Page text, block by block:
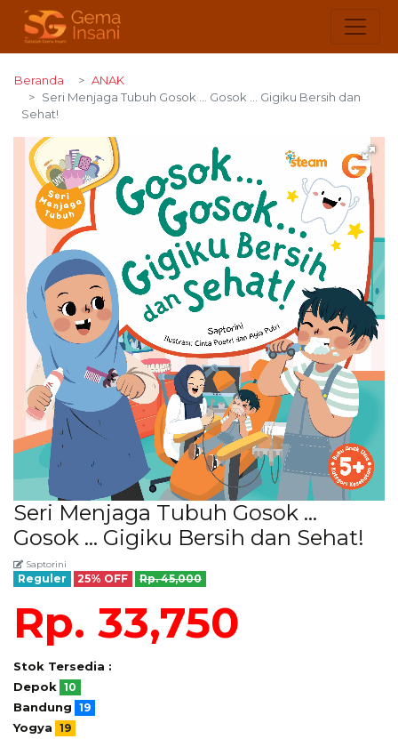
Beranda
ANAK
Seri Menjaga Tubuh Gosok ... Gosok ... Gigiku Bersih dan
Sehat!
Seri Menjaga Tubuh Gosok ...
Gosok ... Gigiku Bersih dan Sehat!
Saptorini
Reguler 25% OFF Rp. 45,000
Rp. 33,750
Stok Tersedia :
Depok 10
Bandung 19
Yogya 19